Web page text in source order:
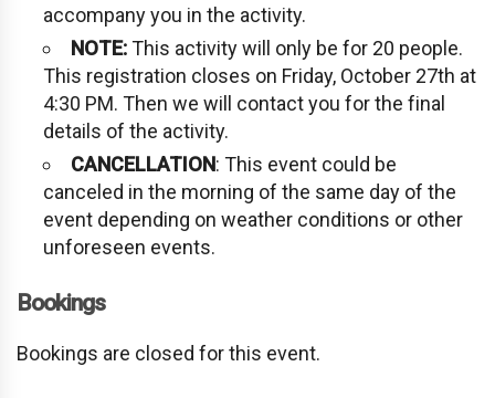
accompany you in the activity.
NOTE:This activity will only be for 20 people.
This registration closes on Friday, October 27th at
4:30 PM. Then we will contact you for the final
details of the activity.
CANCELLATION: This event could be
canceled in the morning of the same day of the
event depending on weather conditions or other
unforeseen events.
Bookings
Bookings are closed for this event.